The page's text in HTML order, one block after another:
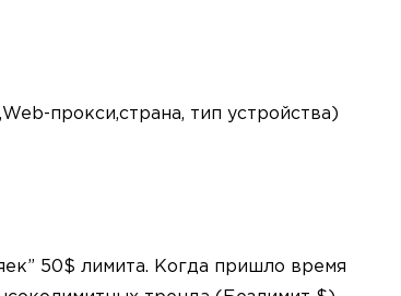
прокси,страна, тип устройства)
50$ лимита. Когда пришло время